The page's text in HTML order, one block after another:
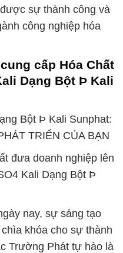
sự thành công và
công nghiệp hóa
cấp Hóa Chất
Dạng Bột Þ Kali
Bột Þ Kali Sunphat:
TRIỂN CỦA BẠN
đưa doanh nghiệp lên
Kali Dạng Bột Þ
nay, sự sáng tạo
khóa cho sự thành
Trường Phát tự hào là